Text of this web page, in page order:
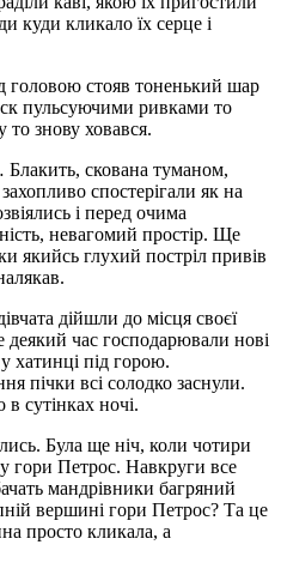
куди кликало їх серце і
стояв тоненький шар
пульсуючими ривками то
знову ховався.
скована туманом,
спостерігали як на
і перед очима
невагомий простір. Ще
якийсь глухий постріл привів
дійшли до місця своєї
час господарювали нові
хатинці під горою.
пічки всі солодко заснули.
сутінках ночі.
Була ще ніч, коли чотири
гори Петрос. Навкруги все
мандрівники багряний
вершині гори Петрос? Та це
просто кликала, а